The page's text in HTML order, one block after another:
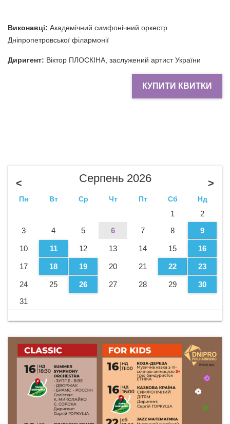
Виконавці: Академічний симфонічний оркестр
Дніпропетровської філармонії
Диригент: Віктор ПЛОСКІНА, заслужений артист України
КУПИТИ КВИТКИ
Серпень 2026 >
<
Пн Вт Ср Чт Пт Сб Нд
1
2
3
4 5 6 7 8 9
10 11 12 13 14 15 16
17 18 19 20 21 22 23
24 25 26 27 28 29
30
31